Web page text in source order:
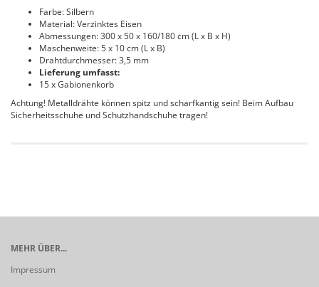
Farbe: Silbern
Material: Verzinktes Eisen
Abmessungen: 300 x 50 x 160/180 cm (L x B x H)
Maschenweite: 5 x 10 cm (L x B)
Drahtdurchmesser: 3,5 mm
Lieferung umfasst:
15 x Gabionenkorb
Achtung! Metalldrähte können spitz und scharfkantig sein! Beim Aufbau
Sicherheitsschuhe und Schutzhandschuhe tragen!
MEHR ÜBER...
Impressum